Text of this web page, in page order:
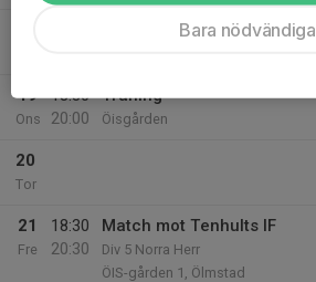
19
Ons
18:30
20:00
Träning
Öisgården
20
Tor
21
Fre
18:30
20:30
Match mot Tenhults IF
Div 5 Norra Herr
ÖIS-gården 1, Ölmstad
Bara nödvändiga